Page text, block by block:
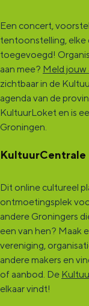
Een concert,
tentoonstelling, elke
toegevoegd!
aan mee? Meld jouw
zichtbaar in de
agenda van de
KultuurLoket en is
Groningen.
KultuurCentrale
Dit online cultureel
ontmoetingsplek
andere Groningers
een van hen? Maak
vereniging,
andere makers en
of aanbod. De
elkaar vindt!